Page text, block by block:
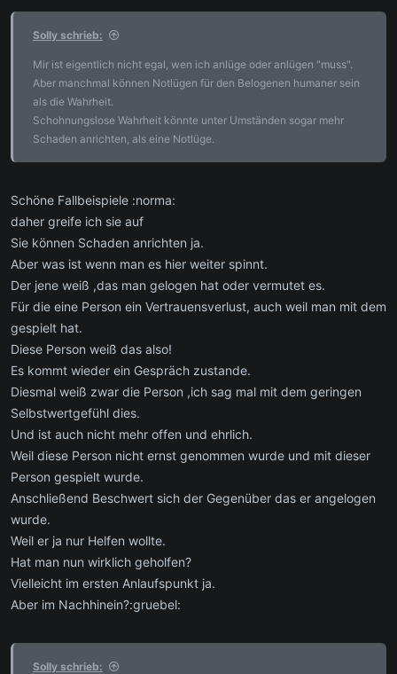
Solly schrieb:
Mir ist eigentlich nicht egal, wen ich anlüge oder anlügen "muss".
Aber manchmal können Notlügen für den Belogenen humaner sein
als die Wahrheit.
Schohnungslose Wahrheit könnte unter Umständen sogar mehr
Schaden anrichten, als eine Notlüge.
Schöne Fallbeispiele :norma:
daher greife ich sie auf
Sie können Schaden anrichten ja.
Aber was ist wenn man es hier weiter spinnt.
Der jene weiß ,das man gelogen hat oder vermutet es.
Für die eine Person ein Vertrauensverlust, auch weil man mit dem
gespielt hat.
Diese Person weiß das also!
Es kommt wieder ein Gespräch zustande.
Diesmal weiß zwar die Person ,ich sag mal mit dem geringen
Selbstwertgefühl dies.
Und ist auch nicht mehr offen und ehrlich.
Weil diese Person nicht ernst genommen wurde und mit dieser
Person gespielt wurde.
Anschließend Beschwert sich der Gegenüber das er angelogen
wurde.
Weil er ja nur Helfen wollte.
Hat man nun wirklich geholfen?
Vielleicht im ersten Anlaufspunkt ja.
Aber im Nachhinein?:gruebel:
Solly schrieb: